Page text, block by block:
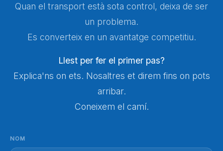
Quan el transport està sota control, deixa de ser
un problema.
Es converteix en un avantatge competitiu.
Llest per fer el primer pas?
Explica'ns on ets. Nosaltres et direm fins on pots
arribar.
Coneixem el camí.
NOM